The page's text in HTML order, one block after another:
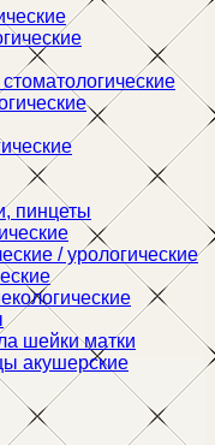
пинцеты
/ урологические
шейки матки
акушерские